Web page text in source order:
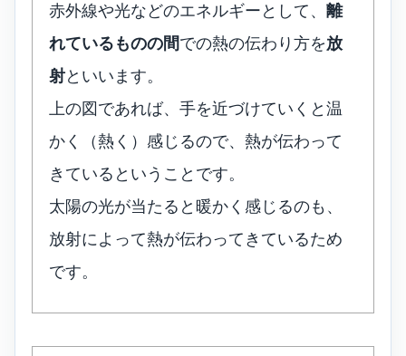
赤外線や光などのエネルギーとして、 離
れているものの間での熱の伝わり方を放
射といいます。
上の図であれば、手を近づけていくと温
かく（熱く）感じるので、熱が伝わって
きているということです。
太陽の光が当たると暖かく感じるのも、
放射によって熱が伝わってきているため
です。